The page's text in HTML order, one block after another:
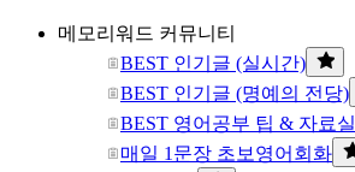
메모리워드 커뮤니티
BEST 인기글 (실시간)
BEST 인기글 (명예의 전당)
BEST 영어공부 팁 & 자료실
매일 1문장 초보영어회화